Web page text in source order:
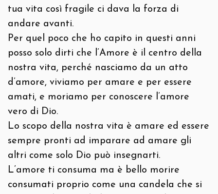
tua vita così fragile ci dava la forza di
andare avanti.
Per quel poco che ho capito in questi anni
posso solo dirti che l’Amore è il centro della
nostra vita, perché nasciamo da un atto
d’amore, viviamo per amare e per essere
amati, e moriamo per conoscere l’amore
vero di Dio.
Lo scopo della nostra vita è amare ed essere
sempre pronti ad imparare ad amare gli
altri come solo Dio può insegnarti.
L’amore ti consuma ma è bello morire
consumati proprio come una candela che si